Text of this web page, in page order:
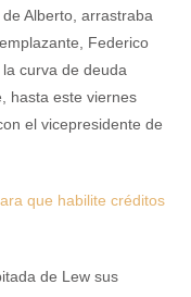
Alberto, arrastraba
Federico
curva de deuda
hasta este viernes
el vicepresidente de
que habilite créditos
de Lew sus